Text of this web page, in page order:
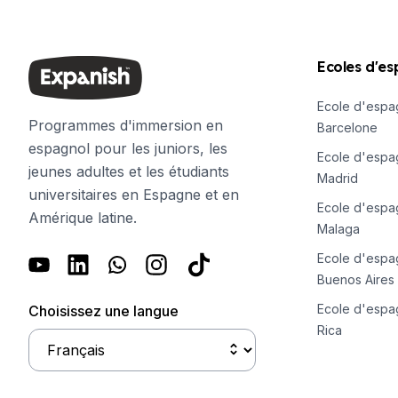
Préparation à l'examen DELE
Cours d'espagnol en groupe
Cours de groupe du soir
Cours de longue durée
Cours particuliers
Cours d'espagnol en ligne
CSN
Préparation à l'examen DELE
Préparation à l'examen SIELE
Plus de 50 ans
Plus de 50 programmes, sessions
Cours d'espagnol en ligne
Programmes d'immersion en
espagnol pour les juniors, les
jeunes adultes et les étudiants
universitaires en Espagne et en
Amérique latine.
Choisissez une langue
Ecoles
Ecole
Barcelone
Ecole
Madrid
Ecole
Malaga
Ecole
Buenos Aires
Ecole
Rica